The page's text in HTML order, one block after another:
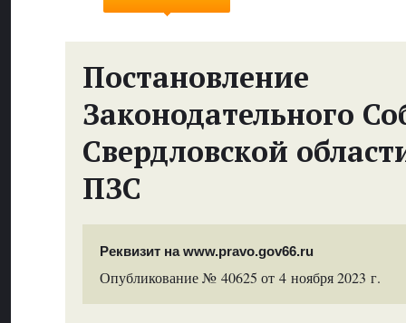
Постановление
Законодательного
Свердловской
ПЗС
Реквизит на www.pravo.gov66.ru
Опубликование № 40625 от 4 ноября 2023 г.